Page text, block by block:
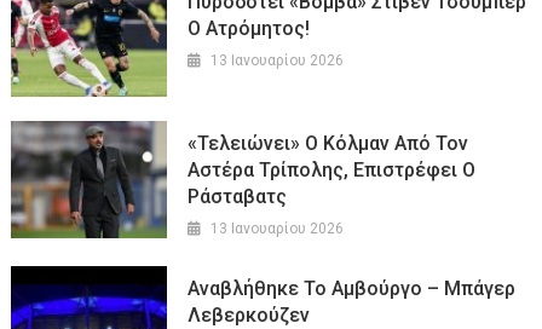
Ο Ατρόμητος!
13 Ιανουαρίου 2026
«Τελειώνει» Ο Κόλμαν Από Τον
Αστέρα Τρίπολης, Επιστρέφει Ο
Ράσταβατς
13 Ιανουαρίου 2026
Αναβλήθηκε Το Αμβούργο – Μπάγερ
Λεβερκούζεν